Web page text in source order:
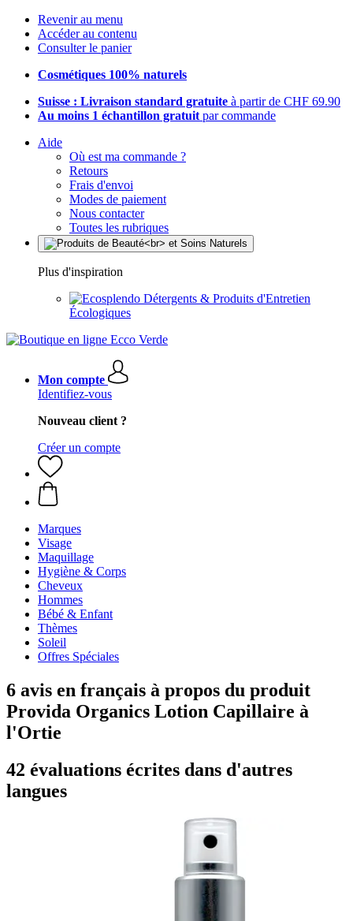
Revenir au menu
Accéder au contenu
Consulter le panier
Cosmétiques 100% naturels
Suisse : Livraison standard gratuite à partir de CHF 69.90
Au moins 1 échantillon gratuit par commande
Aide
Où est ma commande ?
Retours
Frais d'envoi
Modes de paiement
Nous contacter
Toutes les rubriques
Plus d'inspiration
Détergents & Produits d'Entretien
Écologiques
Mon compte
Identifiez-vous
Nouveau client ?
Créer un compte
Marques
Visage
Maquillage
Hygiène & Corps
Cheveux
Hommes
Bébé & Enfant
Thèmes
Soleil
Offres Spéciales
6 avis en français à propos du produit
Provida Organics Lotion Capillaire à
l'Ortie
42 évaluations écrites dans d'autres
langues